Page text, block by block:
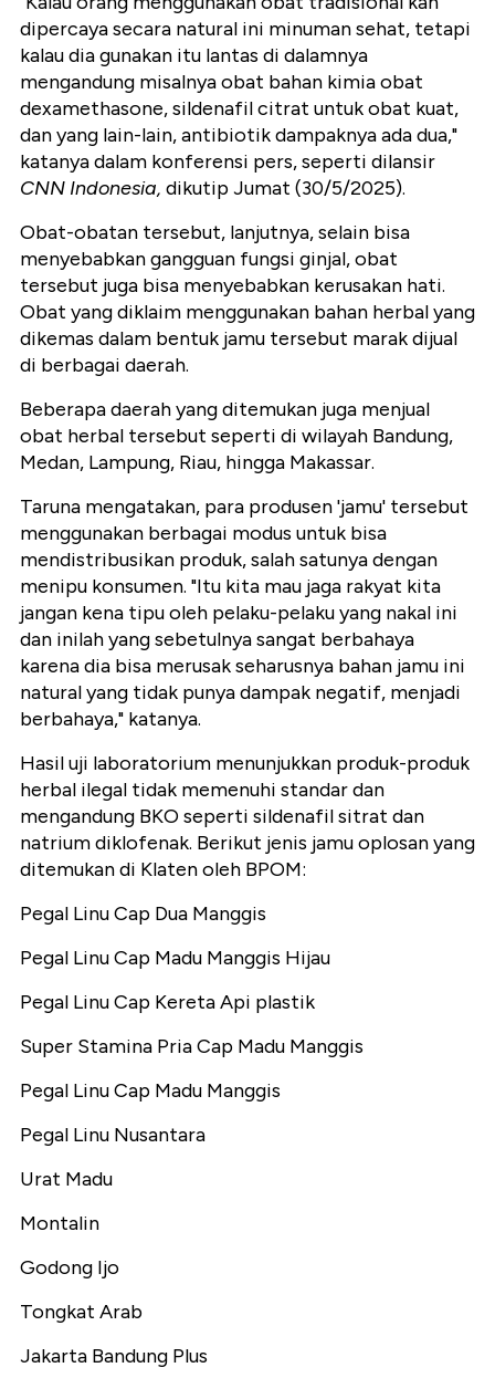
dipercaya secara natural ini minuman sehat, tetapi
kalau dia gunakan itu lantas di dalamnya
mengandung misalnya obat bahan kimia obat
dexamethasone, sildenafil citrat untuk obat kuat,
dan yang lain-lain, antibiotik dampaknya ada dua,"
katanya dalam konferensi pers, seperti dilansir
CNN Indonesia, dikutip Jumat (30/5/2025).
Obat-obatan tersebut, lanjutnya, selain bisa
menyebabkan gangguan fungsi ginjal, obat
tersebut juga bisa menyebabkan kerusakan hati.
Obat yang diklaim menggunakan bahan herbal yang
dikemas dalam bentuk jamu tersebut marak dijual
di berbagai daerah.
Beberapa daerah yang ditemukan juga menjual
obat herbal tersebut seperti di wilayah Bandung,
Medan, Lampung, Riau, hingga Makassar.
Taruna mengatakan, para produsen 'jamu' tersebut
menggunakan berbagai modus untuk bisa
mendistribusikan produk, salah satunya dengan
menipu konsumen. "Itu kita mau jaga rakyat kita
jangan kena tipu oleh pelaku-pelaku yang nakal ini
dan inilah yang sebetulnya sangat berbahaya
karena dia bisa merusak seharusnya bahan jamu ini
natural yang tidak punya dampak negatif, menjadi
berbahaya," katanya.
Hasil uji laboratorium menunjukkan produk-produk
herbal ilegal tidak memenuhi standar dan
mengandung BKO seperti sildenafil sitrat dan
natrium diklofenak. Berikut jenis jamu oplosan yang
ditemukan di Klaten oleh BPOM:
Pegal Linu Cap Dua Manggis
Pegal Linu Cap Madu Manggis Hijau
Pegal Linu Cap Kereta Api plastik
Super Stamina Pria Cap Madu Manggis
Pegal Linu Cap Madu Manggis
Pegal Linu Nusantara
Urat Madu
Montalin
Godong Ijo
Tongkat Arab
Jakarta Bandung Plus